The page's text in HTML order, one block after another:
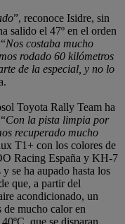
”, reconoce Isidre, sin
salido el 47º en el orden
Nos costaba mucho
rodado 60 kilómetros
de la especial, y no lo
Toyota Rally Team ha
Con la pista limpia por
recuperado mucho
T1+ con los colores de
Racing España y KH-7
se ha aupado hasta los
que, a partir del
acondicionado, un
de mucho calor en